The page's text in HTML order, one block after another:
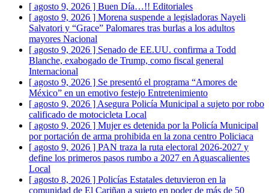
[ agosto 9, 2026 ] Buen Día…!! Editoriales
[ agosto 9, 2026 ] Morena suspende a legisladoras Nayeli
Salvatori y “Grace” Palomares tras burlas a los adultos
mayores Nacional
[ agosto 9, 2026 ] Senado de EE.UU. confirma a Todd
Blanche, exabogado de Trump, como fiscal general
Internacional
[ agosto 9, 2026 ] Se presentó el programa “Amores de
México” en un emotivo festejo Entretenimiento
[ agosto 9, 2026 ] Asegura Policía Municipal a sujeto por robo
calificado de motocicleta Local
[ agosto 9, 2026 ] Mujer es detenida por la Policía Municipal
por portación de arma prohibida en la zona centro Policiaca
[ agosto 9, 2026 ] PAN traza la ruta electoral 2026-2027 y
define los primeros pasos rumbo a 2027 en Aguascalientes
Local
[ agosto 8, 2026 ] Policías Estatales detuvieron en la
comunidad de El Cariñan a sujeto en poder de más de 50